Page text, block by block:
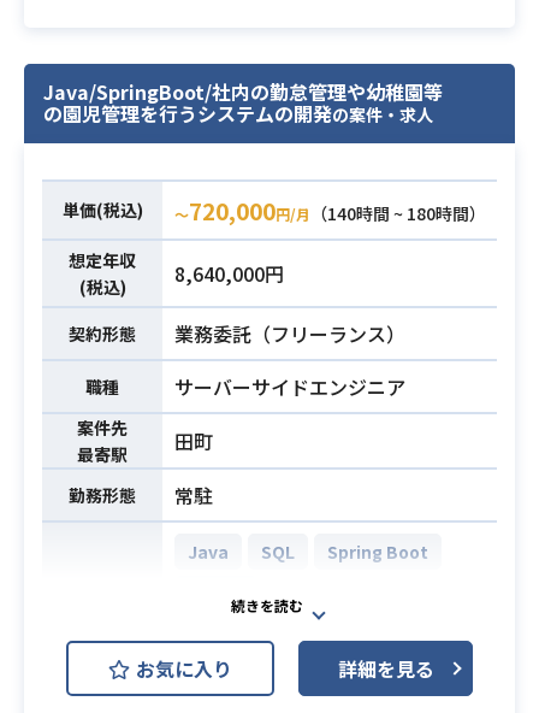
emini CLI, Devin 等をフル活用
必須スキル
・Webアプリケーション開発経験10
年以上
・テックリード経験がある方
・AIツールを実務でフル活用し、開
発プロセス自体を設計出来る方
・0→1の開発経験がある方
業務内容
大規模会員管理・決済機能の拡張プ
ロジェクトにおける、
新規プロダクト（物販、コンテンツ
配信、リアルイベント連動、アンケ
ート配信等）の立ち上げメンバーと
して参画いただきます。
新規プロダクト群の詳細設計やRuby
on Railsを用いた実装、
既存システムとの連携に伴う改修な
ど、アジャイルでの開発を推進して
いただきます。
【仕事内容】
下記の業務を担っていただく想定で
す。
・新規プロダクト群における詳細設
装
・既存会員管理・決済システムのコ
ードを読み解き、連携に伴う改修や
機能改善の実施
・単体テスト、結合テスト、および
Java/SpringBoot/社内の勤怠管理や幼稚園等
の園児管理を行うシステムの開発の案件・求人
単価(税込) 〜720,000円/月
（140時間 ~ 180時間）
想定年収
(税込)
8,640,000円
契約形態 業務委託（フリーランス）
職種 サーバーサイドエンジニア
案件先
最寄駅
田町
勤務形態 常駐
Java SQL
Spring Boot
MySQL
AWS (Amazon Web Services)
学校の給食や介護施設の食事を作る
お気に入り 詳細を見る